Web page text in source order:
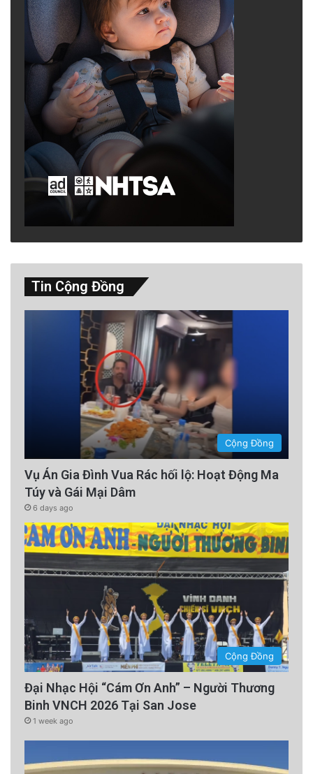
Tin Cộng Đồng
Cộng Đồng
Vụ Án Gia Đình Vua Rác hối lộ: Hoạt Động Ma
Túy và Gái Mại Dâm
6 days ago
Cộng Đồng
Đại Nhạc Hội “Cám Ơn Anh” – Người Thương
Binh VNCH 2026 Tại San Jose
1 week ago